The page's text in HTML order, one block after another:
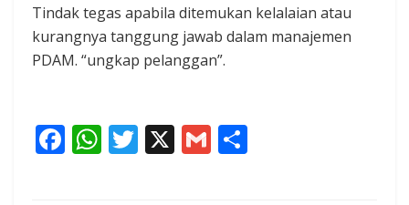
Tindak tegas apabila ditemukan kelalaian atau
kurangnya tanggung jawab dalam manajemen
PDAM. “ungkap pelanggan”.
F W T X G